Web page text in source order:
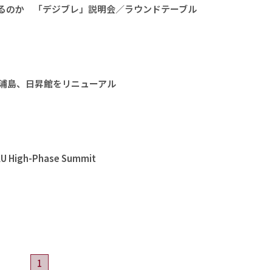
のか 「デジブレ」説明会／ラウンドテーブル
、日昇館をリニューアル
High-Phase Summit
1